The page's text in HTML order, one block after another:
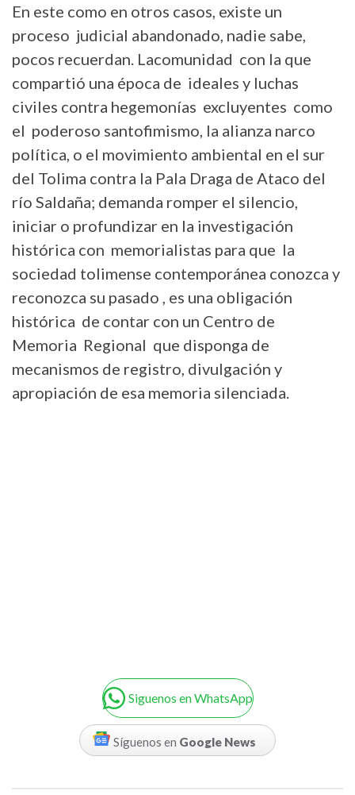
En este como en otros casos, existe un
proceso judicial abandonado, nadie sabe,
pocos recuerdan. Lacomunidad con la que
compartió una época de ideales y luchas
civiles contra hegemonías excluyentes como
el poderoso santofimismo, la alianza narco
política, o el movimiento ambiental en el sur
del Tolima contra la Pala Draga de Ataco del
río Saldaña; demanda romper el silencio,
iniciar o profundizar en la investigación
histórica con memorialistas para que la
sociedad tolimense contemporánea conozca y
reconozca su pasado , es una obligación
histórica de contar con un Centro de
Memoria Regional que disponga de
mecanismos de registro, divulgación y
apropiación de esa memoria silenciada.
Siguenos en WhatsApp
Síguenos en Google News